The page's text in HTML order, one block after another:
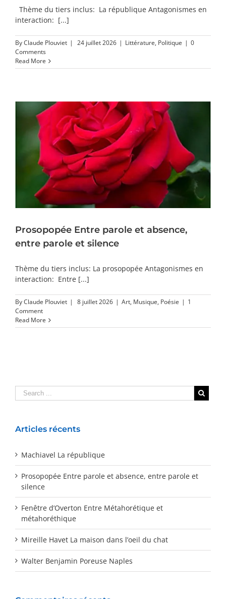
Thème du tiers inclus: La république Antagonismes en
interaction: [...]
ByClaude Plouviet | 24 juillet 2026 | Littérature, Politique | 0
Comments
Read More
Prosopopée Entre parole et absence,
entre parole et silence
Thème du tiers inclus: La prosopopée Antagonismes en
interaction: Entre [...]
ByClaude Plouviet | 8 juillet 2026 | Art, Musique, Poésie | 1
Comment
Read More
Articles récents
Machiavel La république
Prosopopée Entre parole et absence, entre parole et
silence
Fenêtre d’Overton Entre Métahorétique et
métahoréthique
Mireille Havet La maison dans l’oeil du chat
Walter Benjamin Poreuse Naples